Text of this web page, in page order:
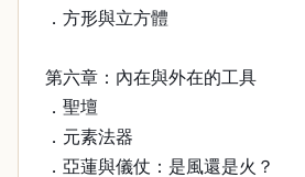
．方形與立方體
第六章：內在與外在的工具
．聖壇
．元素法器
．亞蓮與儀仗：是風還是火？